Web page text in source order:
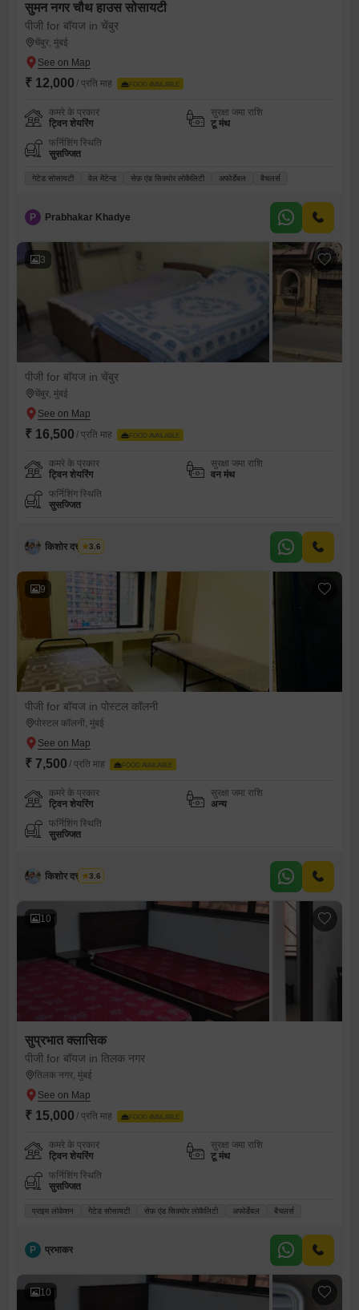
सुमन नगर चौथ हाउस सोसायटी
पीजी for बॉयज in चेंबुर
चेंबुर, मुंबई
₹ 12,000 / प्रति माह FOOD AVAILABLE
कमरे के प्रकार
ट्विन शेयरिंग
सुरक्षा जमा राशि
टू मंथ
फर्निशिंग स्थिति
सुसज्जित
गेटेड सोसायटी वेल मेंटेन्ड सेफ़ एंड सिक्योर लोकैलिटी अफोर्डेबल बैचलर्स
P Prabhakar Khadye
3
पीजी for बॉयज in चेंबुर
चेंबुर, मुंबई
₹ 16,500 / प्रति माह FOOD AVAILABLE
कमरे के प्रकार
ट्विन शेयरिंग
सुरक्षा जमा राशि
वन मंथ
फर्निशिंग स्थिति
सुसज्जित
किशोर दत्तू कांबळे
3.6
9
पीजी for बॉयज in पोस्टल कॉलनी
पोस्टल कॉलनी, मुंबई
₹ 7,500 / प्रति माह FOOD AVAILABLE
कमरे के प्रकार
ट्विन शेयरिंग
सुरक्षा जमा राशि
अन्य
फर्निशिंग स्थिति
सुसज्जित
किशोर दत्तू कांबळे
3.6
10
सुप्रभात क्लासिक
पीजी for बॉयज in तिलक नगर
तिलक नगर, मुंबई
₹ 15,000 / प्रति माह FOOD AVAILABLE
कमरे के प्रकार
ट्विन शेयरिंग
सुरक्षा जमा राशि
टू मंथ
फर्निशिंग स्थिति
सुसज्जित
प्राइम लोकेशन गेटेड सोसायटी सेफ़ एंड सिक्योर लोकैलिटी अफोर्डेबल बैचलर्स
P प्रभाकर
10